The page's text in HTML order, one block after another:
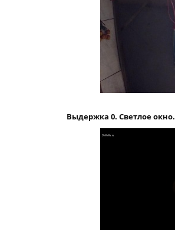
Выдержка 0. Светлое окно.